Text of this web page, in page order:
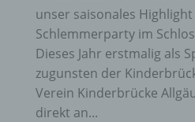
unser saisonales
Schlemmerparty im
Dieses Jahr erstmalig als
zugunsten der
Verein Kinderbrücke
direkt an...